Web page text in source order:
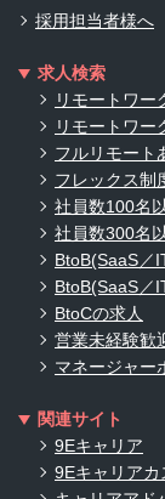
採用担当者様へ
求人検索
リモートワー
リモートワー
フルリモート
フレックス制
社員数100名
社員数300名
BtoB(SaaS／
BtoB(SaaS／
BtoCの求人
営業未経験歓
マネージャー
関連サイト
9Eキャリア
9Eキャリアカ